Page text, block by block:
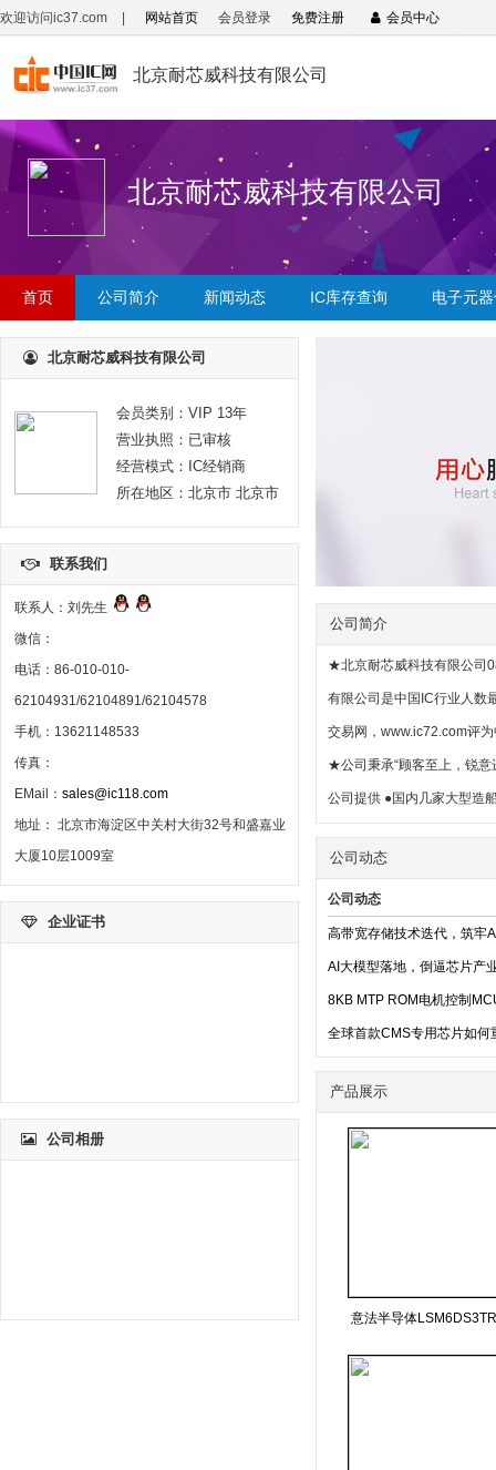
欢迎访问ic37.com 网站首页 会员登录 免费注册 会员中心
北京耐芯威科技有限公司
北京耐芯威科技有限公司
首页 公司简介 新闻动态 IC库存查询 电子元
北京耐芯威科技有限公司
会员类别：VIP 13年
营业执照：已审核
经营模式：IC经销商
所在地区：北京市 北京市
联系我们
联系人：刘先生
微信：
电话：86-010-010-
62104931/62104891/62104578
手机：13621148533
传真：
EMail： sales@ic118.com
地址： 北京市海淀区中关村大街32号和盛嘉业
大厦10层1009室
企业证书
公司相册
公司简介
★北京耐芯威科技有限公司
有限公司是中国IC行业人数
交易网，www.ic72.com评
★公司秉承“顾客至上，锐意
公司提供 ●国内几家大型造
公司动态
公司动态
高带宽存储技术迭代，筑牢
AI大模型落地，倒逼芯片产
8KB MTP ROM电机控制
全球首款CMS专用芯片如何
产品展示
意法半导体
6B-TR T1635T-8FP